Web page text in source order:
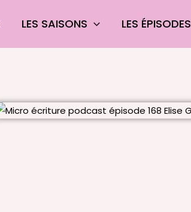
LES SAISONS LES ÉPISODES